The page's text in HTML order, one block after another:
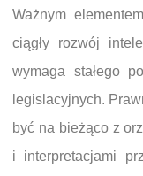
Ważnym
ciągły rozwój
wymaga stałego
legislacyjnych.
być na bieżąco z
i interpretacjami